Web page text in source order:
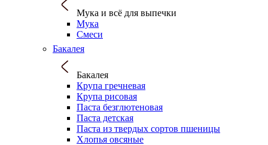
Мука и всё для выпечки
Мука
Смеси
Бакалея
Бакалея
Крупа гречневая
Крупа рисовая
Паста безглютеновая
Паста детская
Паста из твердых сортов пшеницы
Хлопья овсяные